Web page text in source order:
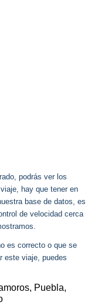
podrás ver los
hay que tener en
base de datos, es
de velocidad cerca
es correcto o que se
este viaje, puedes
Puebla,